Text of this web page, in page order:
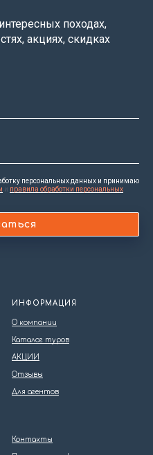
походах,
акциях, скидках
персональных данных и принимаю
и правила обработки персональных
ИНФОРМАЦИЯ
О компании
Каталог туров
АКЦИИ
Отзывы
Для агентов
Контакты